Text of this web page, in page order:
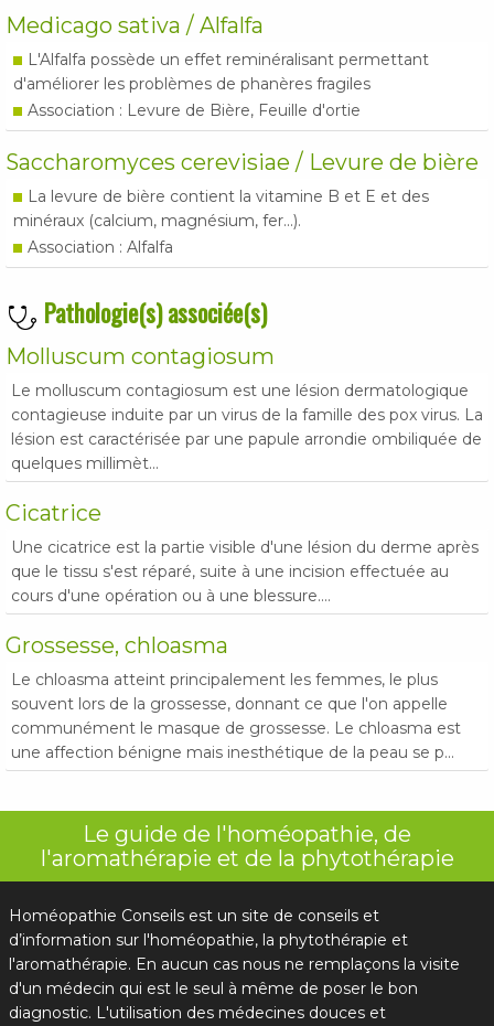
Medicago sativa / Alfalfa
L'Alfalfa possède un effet reminéralisant permettant
d'améliorer les problèmes de phanères fragiles
Association : Levure de Bière, Feuille d'ortie
Saccharomyces cerevisiae / Levure de bière
La levure de bière contient la vitamine B et E et des
minéraux (calcium, magnésium, fer...).
Association : Alfalfa
Pathologie(s) associée(s)
Molluscum contagiosum
Le molluscum contagiosum est une lésion dermatologique
contagieuse induite par un virus de la famille des pox virus. La
lésion est caractérisée par une papule arrondie ombiliquée de
quelques millimèt...
Cicatrice
Une cicatrice est la partie visible d'une lésion du derme après
que le tissu s'est réparé, suite à une incision effectuée au
cours d'une opération ou à une blessure....
Grossesse, chloasma
Le chloasma atteint principalement les femmes, le plus
souvent lors de la grossesse, donnant ce que l'on appelle
communément le masque de grossesse. Le chloasma est
une affection bénigne mais inesthétique de la peau se p...
Le guide de l'homéopathie, de
l'aromathérapie et de la phytothérapie
Homéopathie Conseils est un site de conseils et
d’information sur l'homéopathie, la phytothérapie et
l'aromathérapie. En aucun cas nous ne remplaçons la visite
d'un médecin qui est le seul à même de poser le bon
diagnostic. L'utilisation des médecines douces et